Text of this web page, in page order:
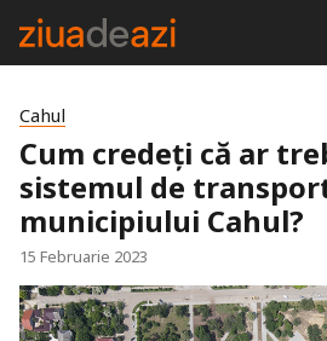
Cahul
Cum credeți că ar
sistemul de
municipiului Cahul?
15 Februarie 2023